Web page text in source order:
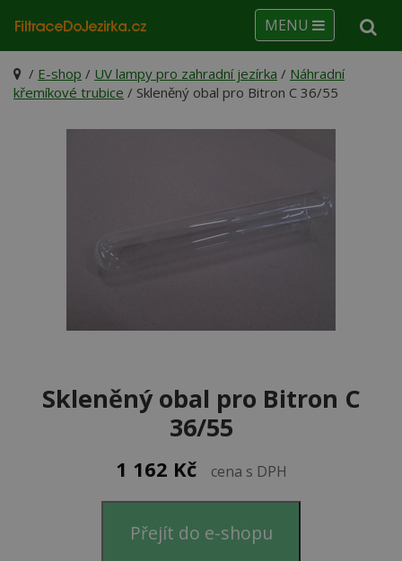
MENU
/ E-shop / UV lampy pro zahradní jezírka / Náhradní
křemíkové trubice / Skleněný obal pro Bitron C 36/55
Skleněný obal pro Bitron C
36/55
1 162 Kč cena s DPH
Přejít do e-shopu